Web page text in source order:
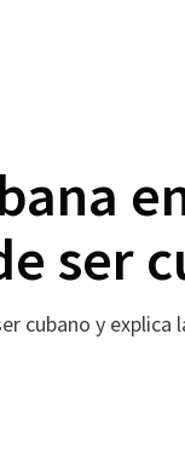
ser
cubano y explica